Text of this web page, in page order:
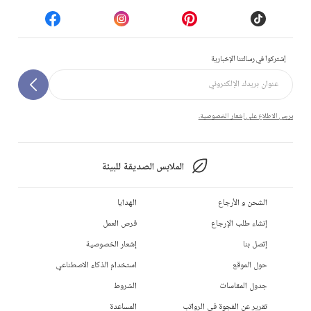
إشتركوا في رسالتنا الإخبارية
يرجى الاطلاع على إشعار الخصوصية.
الملابس الصديقة للبيئة
الشحن و الأرجاع
إنشاء طلب الإرجاع
إتصل بنا
حول الموقع
جدول المقاسات
تقرير عن الفجوة في الرواتب
الهدايا
فرص العمل
إشعار الخصوصية
استخدام الذكاء الاصطناعي
الشروط
المساعدة